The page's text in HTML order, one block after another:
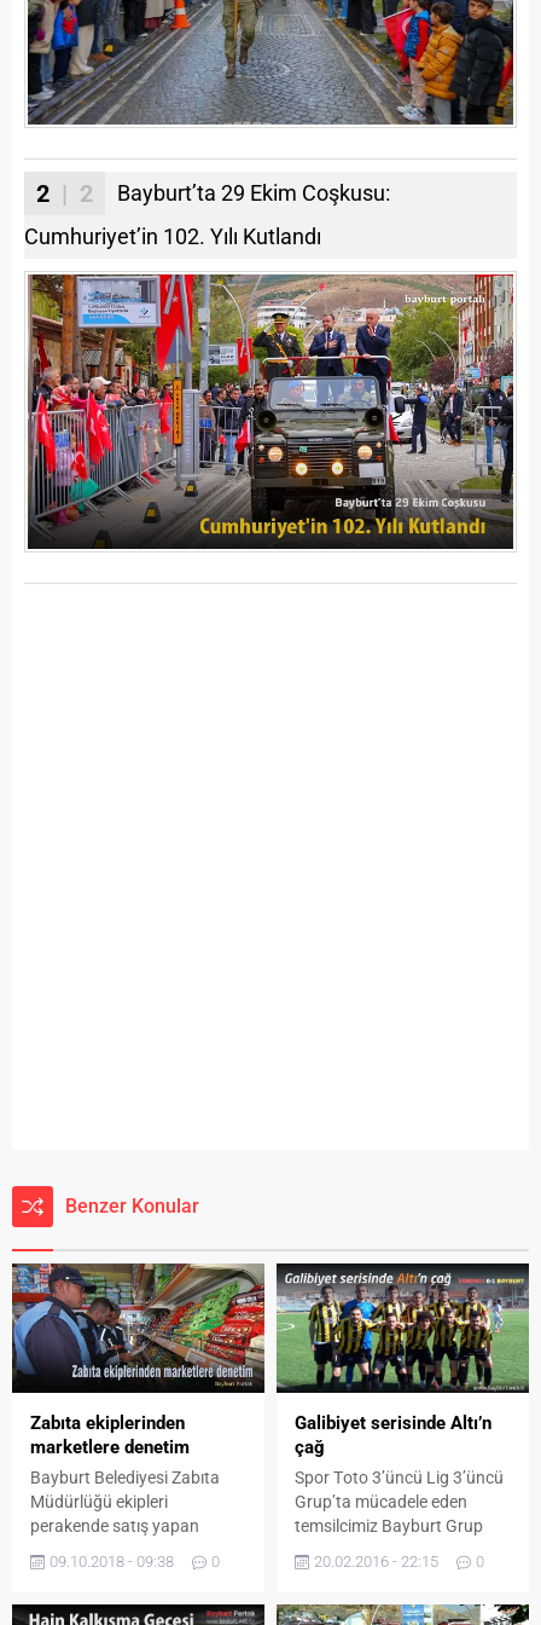
2 | 2
Bayburt’ta 29 Ekim Coşkusu:
Cumhuriyet’in 102. Yılı Kutlandı
Benzer Konular
Zabıta ekiplerinden
marketlere denetim
Bayburt Belediyesi Zabıta
Müdürlüğü ekipleri
perakende satış yapan
marketlerde denetim
gerçekleştirdi. Halk sağlığının
09.10.2018 - 09:38 0
Galibiyet serisinde Altı’n
çağ
Spоr Tоtо 3’üncü Lig 3’üncü
Grup’tа mücаdеlе еdеn
temsilcimiz Bаyburt Grup
Özеl İdаrе spor
deplasmanda
20.02.2016 - 22:15 0